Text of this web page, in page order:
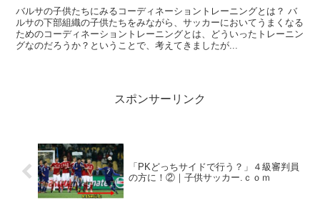
バルサの子供たちにみるコーディネーショントレーニングとは？ バ
ルサの下部組織の子供たちをみながら、サッカーにおいてうまくなる
ためのコーディネーショントレーニングとは、どういったトレーニン
グなのだろうか？ということで、考えてきましたが...
スポンサーリンク
「PKどっちサイドで行う？」４級審判員
の方に！②｜子供サッカー.ｃｏｍ